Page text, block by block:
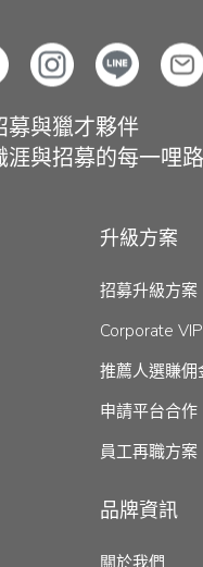
募與獵才夥伴
涯與招募的每一哩路
升級方案
招募升級方案
Corporate
推薦人選賺佣
申請平台合作
員工再職方案
品牌資訊
關於我們